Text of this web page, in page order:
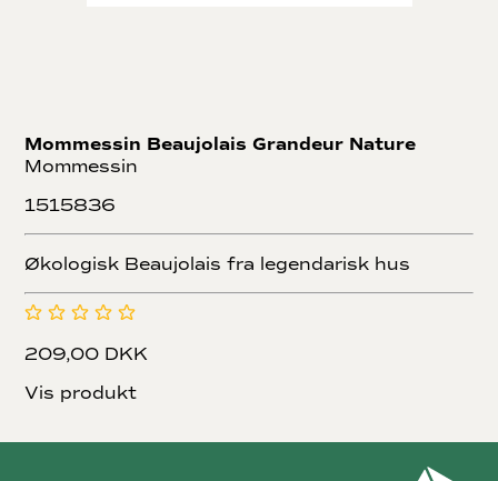
Mommessin Beaujolais Grandeur Nature
Mommessin
1515836
Økologisk Beaujolais fra legendarisk hus
209,00 DKK
Vis produkt